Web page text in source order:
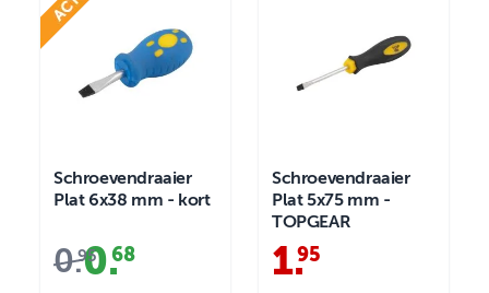
Schroevendraaier
Plat 6x38 mm - kort
0.95
0.
68
Schroevendraaier
Plat 5x75 mm -
TOPGEAR
1.
95